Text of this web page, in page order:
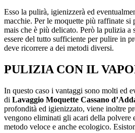
Esso la pulirà, igienizzerà ed
macchie. Per le moquette più raffinate si
mais che è più delicato. Però la pulizia a
essere del tutto sufficiente per pulire in
deve ricorrere a dei metodi diversi.
PULIZIA CON IL
In questo caso i vantaggi sono molti ed
di Lavaggio Moquette Cassano
profondità ed igienizzato, viene inoltre
vengono eliminati gli acari della polvere
metodo veloce e anche ecologico.